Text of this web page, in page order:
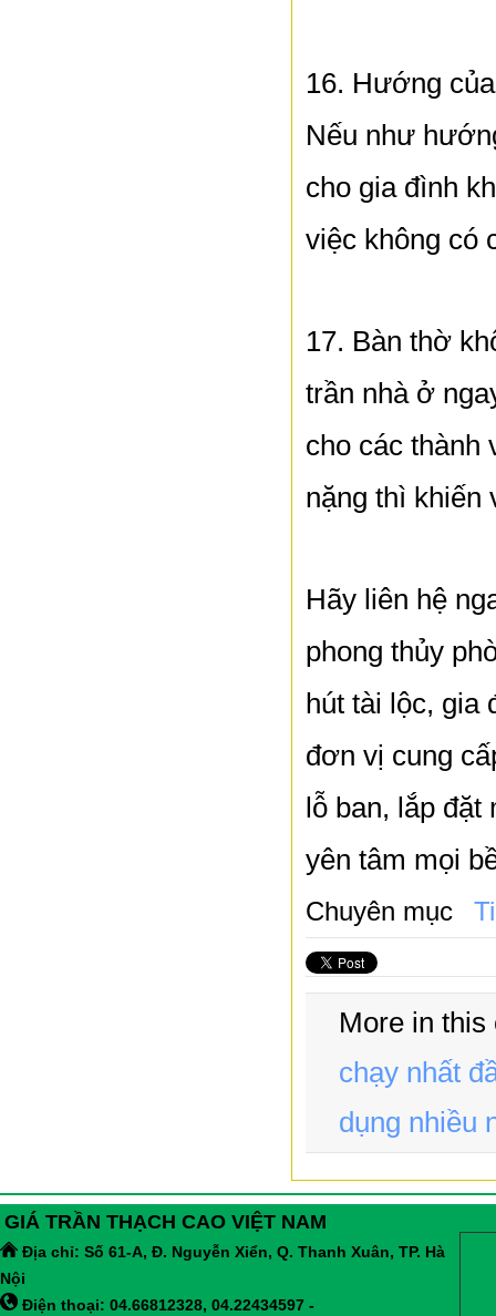
16. Hướng
Nếu như
cho gia đình
việc không có
17. Bàn thờ
trần nhà ở
cho các thành
nặng thì khiến
Hãy liên hệ
phong thủy
hút tài lộc, gia
đơn vị cung
lỗ ban, lắp đặt
yên tâm mọi
Chuyên mục
More in this
chạy nhất
dụng nhiều
GIÁ TRẦN THẠCH CAO VIỆT NAM
Địa chỉ: Số 61-A, Đ. Nguyễn Xiển, Q. Thanh Xuân, TP. Hà
Nội
Điện thoại: 04.66812328, 04.22434597 -